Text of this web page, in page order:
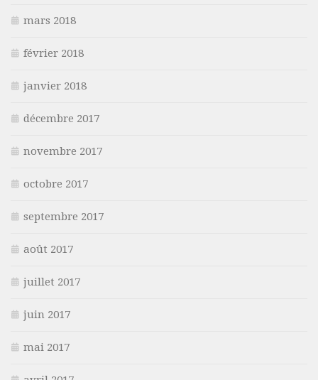
mars 2018
février 2018
janvier 2018
décembre 2017
novembre 2017
octobre 2017
septembre 2017
août 2017
juillet 2017
juin 2017
mai 2017